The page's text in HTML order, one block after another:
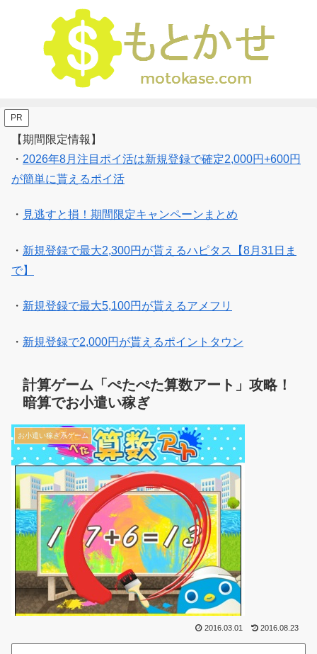
PR
【期間限定情報】
・ 2026年8月注目ポイ活は新規登録で確定2,000円+600円
が簡単に貰えるポイ活
・ 見逃すと損！期間限定キャンペーンまとめ
・ 新規登録で最大2,300円が貰えるハピタス【8月31日ま
で】
・ 新規登録で最大5,100円が貰えるアメフリ
・ 新規登録で2,000円が貰えるポイントタウン
計算ゲーム「ぺたぺた算数アート」攻略！
暗算でお小遣い稼ぎ
お小遣い稼ぎ系ゲーム
2016.03.01 2016.08.23